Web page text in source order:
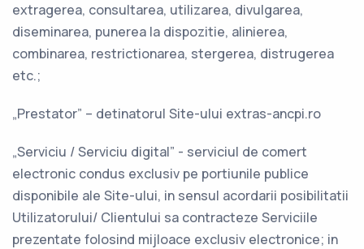
extragerea, consultarea, utilizarea, divulgarea,
diseminarea, punerea la dispozitie, alinierea,
combinarea, restrictionarea, stergerea, distrugerea
etc.;
„Prestator” – detinatorul Site-ului extras-ancpi.ro
„Serviciu / Serviciu digital” - serviciul de comert
electronic condus exclusiv pe portiunile publice
disponibile ale Site-ului, in sensul acordarii posibilitatii
Utilizatorului/ Clientului sa contracteze Serviciile
prezentate folosind mijloace exclusiv electronice; in